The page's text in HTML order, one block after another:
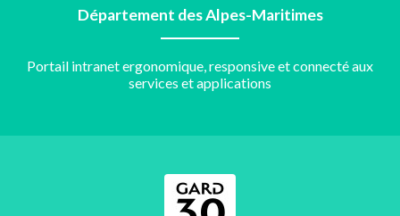
Département des Alpes-Maritimes
Portail intranet ergonomique, responsive et connecté aux
services et applications